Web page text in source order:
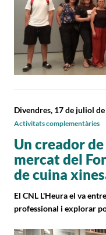
Un creador
mercat del
de cuina
El CNL L'Heura el va
professional i explorar
Divendres, 17 de juliol
Activitats complementàries